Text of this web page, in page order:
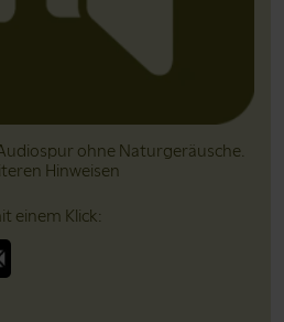
ohne Natur­geräusche.
Hinweisen
einem Klick: